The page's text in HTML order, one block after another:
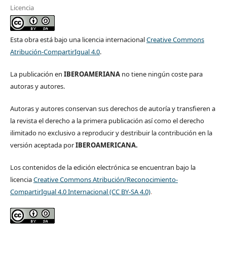
Licencia
Esta obra está bajo una licencia internacionalCreative Commons
Atribución-CompartirIgual 4.0.
La publicación en IBEROAMERIANAno tiene ningún coste para
autoras y autores.
Autoras y autores conservan sus derechos de autoría y transfieren a
la revista el derecho a la primera publicación así como el derecho
ilimitado no exclusivo a reproducir y destribuir la contribución en la
versión aceptada porIBEROAMERICANA.
Los contenidos de la edición electrónica se encuentran bajo la
licenciaCreative Commons Atribución/Reconocimiento-
CompartirIgual 4.0 Internacional (CC BY-SA 4.0).